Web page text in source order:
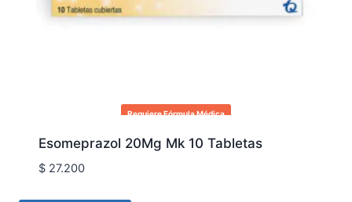
Requiere Fórmula Médica
Esomeprazol 20Mg Mk 10 Tabletas
$27.200